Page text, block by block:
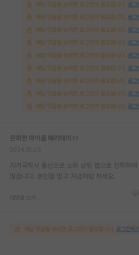
해당 댓글을 보려면 로그인이 필요합니다. 로그
해당 댓글을 보려면 로그인이 필요합니다. 로그
해당 댓글을 보려면 로그인이 필요합니다. 로그
해당 댓글을 보려면 로그인이 필요합니다. 로그
해당 댓글을 보려면 로그인이 필요합니다. 로그
해당 댓글을 보려면 로그인이 필요합니다. 로그
해당 댓글을 보려면 로그인이 필요합니다. 로그
해당 댓글을 보려면 로그인이 필요합니다. 로그
해당 댓글을 보려면 로그인이 필요합니다. 로그
온화한 마이클 패러데이
지거국학사 출신으로 소위 상위 랩으로 진학하
많습니다. 본인을 믿고 지금처럼 하세요.
대댓글 쓰기
해당 댓글을 보려면 로그인이 필요합니다. 로그인하기